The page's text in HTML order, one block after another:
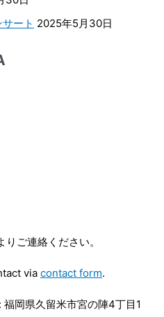
ート 2025年5月30日
りご連絡ください。
via contact form.
岡県久留米市宮の陣4丁目1